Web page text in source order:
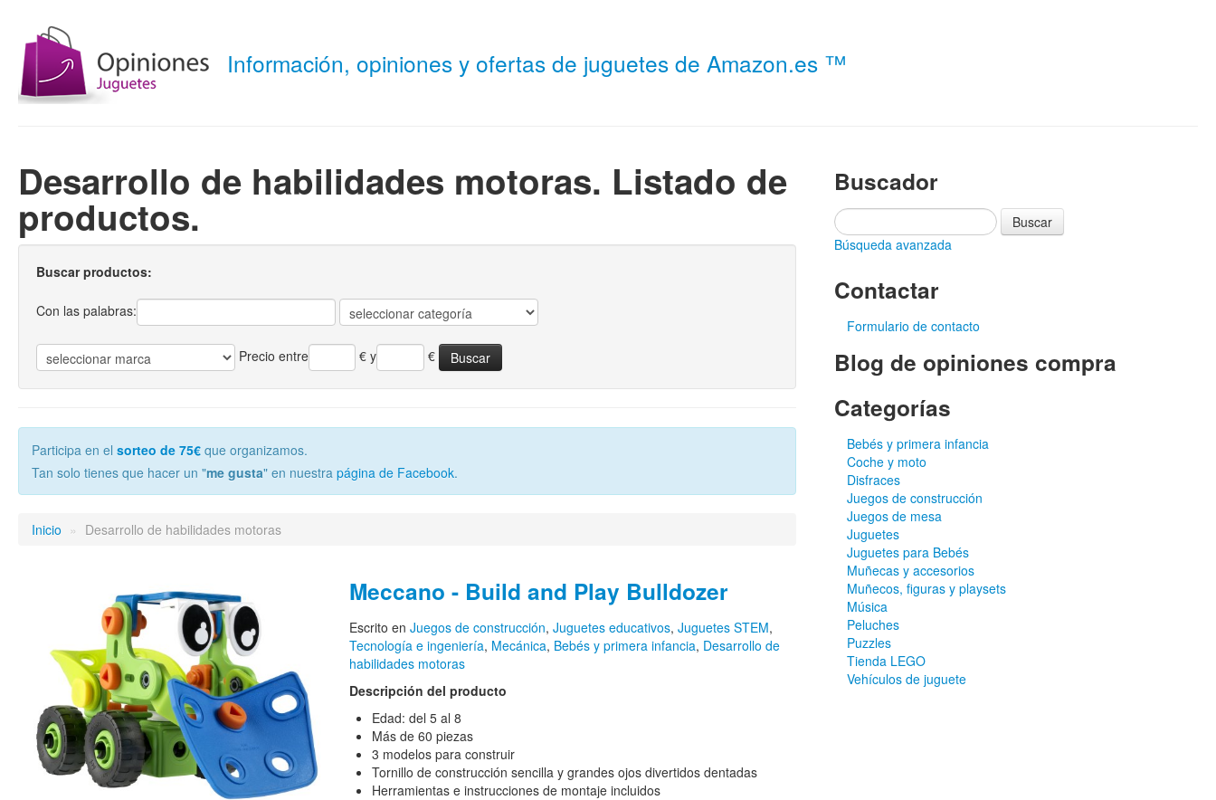
Información, opiniones y ofertas de juguetes de Amazon.es ™
Desarrollo de habilidades motoras. Listado de
productos.
Buscar productos:
Con las palabras:
Precio entre €y €
Participa en el sorteo de 75€ que organizamos.
Tan solo tienes que hacer un "me gusta" en nuestra página de Facebook.
Inicio » Desarrollo de habilidades motoras
Meccano - Build and Play Bulldozer
Escrito en Juegos de construcción, Juguetes educativos, Juguetes STEM,
Tecnología e ingeniería, Mecánica, Bebés y primera infancia, Desarrollo de
habilidades motoras
Descripción del producto
Edad: del 5 al 8
Más de 60 piezas
3 modelos para construir
Tornillo de construcción sencilla y grandes ojos divertidos dentadas
Herramientas e instrucciones de montaje incluidos
Buscador
Búsqueda avanzada
Contactar
Formulario de contacto
Blog de opiniones compra
Categorías
Bebés y primera infancia
Coche y moto
Disfraces
Juegos de construcción
Juegos de mesa
Juguetes
Juguetes para Bebés
Muñecas y accesorios
Muñecos, figuras y playsets
Música
Peluches
Puzzles
Tienda LEGO
Vehículos de juguete